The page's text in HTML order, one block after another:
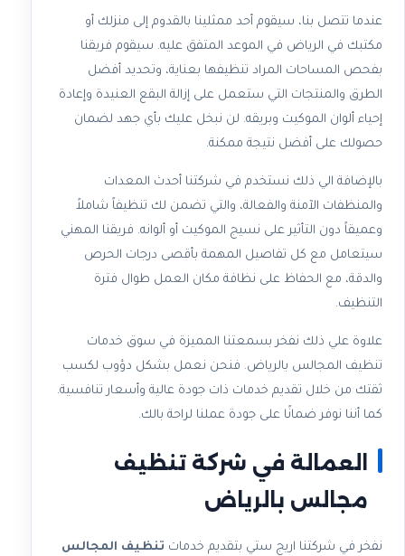
عندما تتصل بنا، سيقوم أحد ممثلينا بالقدوم إلى منزلك أو
مكتبك في الرياض في الموعد المتفق عليه. سيقوم فريقنا
بفحص المساحات المراد تنظيفها بعناية، وتحديد أفضل
الطرق والمنتجات التي ستعمل على إزالة البقع العنيدة وإعادة
إحياء ألوان الموكيت وبريقه. لن نبخل عليك بأي جهد لضمان
حصولك على أفضل نتيجة ممكنة.
بالإضافة الي ذلك نستخدم في شركتنا أحدث المعدات
والمنظفات الآمنة والفعالة، والتي تضمن لك تنظيفاً شاملاً
وعميقاً دون التأثير على نسيج الموكيت أو ألوانه. فريقنا المهني
سيتعامل مع كل تفاصيل المهمة بأقصى درجات الحرص
والدقة، مع الحفاظ على نظافة مكان العمل طوال فترة
التنظيف.
علاوة علي ذلك نفخر بسمعتنا المميزة في سوق خدمات
تنظيف المجالس بالرياض. فنحن نعمل بشكل دؤوب لكسب
ثقتك من خلال تقديم خدمات ذات جودة عالية وأسعار تنافسية.
كما أننا نوفر ضمانًا على جودة عملنا لراحة بالك.
العمالة في شركة تنظيف
مجالس بالرياض
نفخر في شركتنا اريج ستي بتقديم خدمات تنظيف المجالس